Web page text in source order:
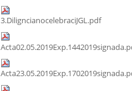
3.DiligncianocelebraciJGL.pdf